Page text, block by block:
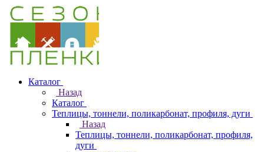
Каталог
Назад
Каталог
Теплицы, тоннели, поликарбонат, профиля, дуги
Назад
Теплицы, тоннели, поликарбонат, профиля,
дуги